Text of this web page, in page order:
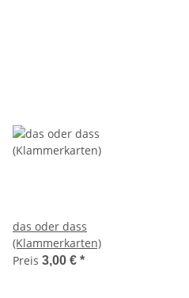
das oder dass
(Klammerkarten)
Preis 3,00 € *